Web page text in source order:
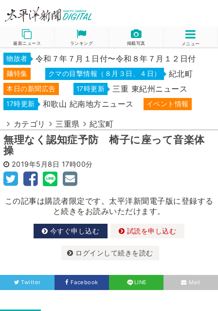
最新ニュース ランキング 掲載写真 メニュー
物故者 令和７年７月１日付〜令和８年７月１２日付
麺特集 クマの目撃情報（８月３日、４日） 紀北町
本日の新聞広告 17時更新 三重 東紀州ニュース
17時更新 和歌山 紀南地方ニュース イベント情報
カテゴリ 三重県 紀宝町
無理なく認知症予防 椅子に座って音楽体
操
2019年5月8日 17時00分
この記事は購読者限定です。太平洋新聞電子版に登録する
と続きをお読みいただけます。
今すぐ申し込む 試読を申し込む
ログインして続きを読む
Twitter Facebook LINE Mail